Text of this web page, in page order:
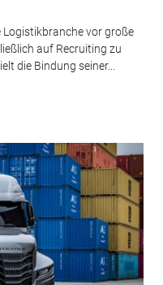
Logistikbranche vor große
auf Recruiting zu
die Bindung seiner...